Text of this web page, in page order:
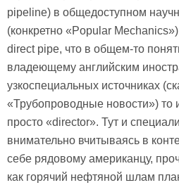
pipeline) в общедоступном
(конкретно «Popular
direct pipe, что в общем-то
владеющему английским
узкоспециальных источниках
«Трубопроводные новости») то
просто «director». Тут и
внимательно вчитываясь в
себе рядовому американцу,
как горячий нефтяной шлам